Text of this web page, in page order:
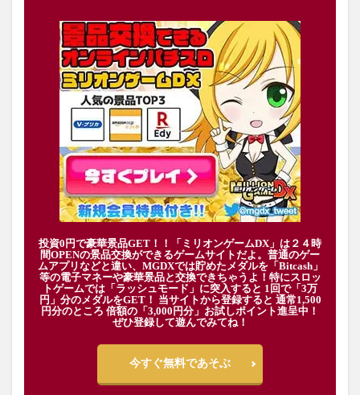
投資0円で豪華景品GET！！「ミリオンゲームDX」は２４時
間OPENの景品交換ができるゲームサイトだよ。普通のゲー
ムアプリなどと違い、MGDXでは貯めたメダルを「Bitcash」
等の電子マネーや豪華景品と交換できちゃうよ！特にスロッ
トゲームでは「ラッシュモード」に突入すると 1回で「3万
円」分のメダルをGET！ 当サイトから登録すると 通常1,500
円分のところ 倍額の「3,000円分」お試しポイント進呈中！
ぜひ登録して遊んでみてね！
今すぐ無料であそぶ